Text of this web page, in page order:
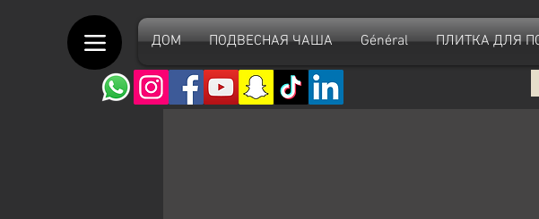
ДОМ ПОДВЕСНАЯ ЧАША Général ПЛИТКА ДЛЯ